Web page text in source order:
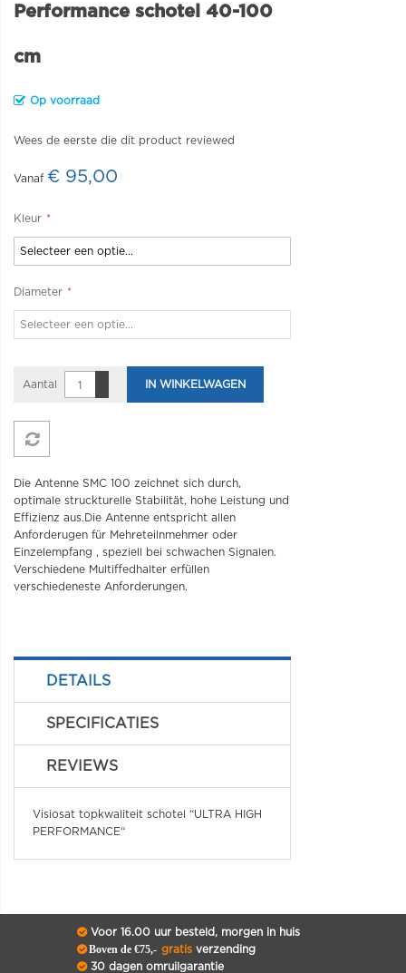
Performance schotel 40-100
cm
Op voorraad
Wees de eerste die dit product reviewed
Vanaf € 95,00
Kleur
Diameter
Aantal IN WINKELWAGEN
Die Antenne SMC 100 zeichnet sich durch,
optimale struckturelle Stabilität, hohe Leistung und
Effizienz aus.Die Antenne entspricht allen
Anforderugen für Mehreteilnmehmer oder
Einzelempfang , speziell bei schwachen Signalen.
Verschiedene Multiffedhalter erfüllen
verschiedeneste Anforderungen.
DETAILS
SPECIFICATIES
REVIEWS
Visiosat topkwaliteit schotel “ULTRA HIGH
PERFORMANCE“
Voor 16.00 uur besteld, morgen in huis
Boven de €75,- gratisverzending
30 dagen omruilgarantie